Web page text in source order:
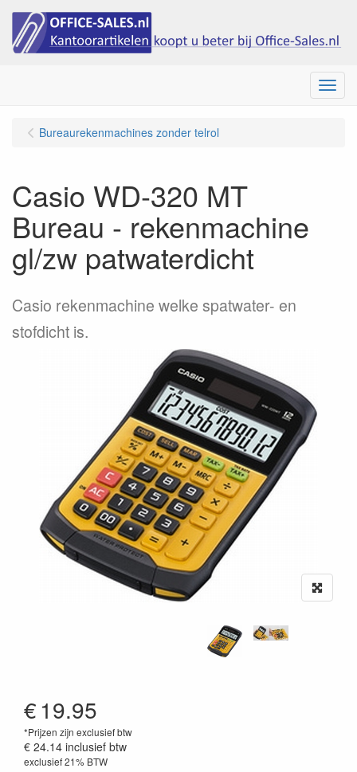
Menu
Bureaurekenmachines zonder telrol
Casio WD-320 MT
Bureau - rekenmachine
gl/zw patwaterdicht
Casio rekenmachine welke spatwater- en
stofdicht is.
€19.95
*Prijzen zijn exclusief btw
€ 24.14 inclusief btw
exclusief 21% BTW